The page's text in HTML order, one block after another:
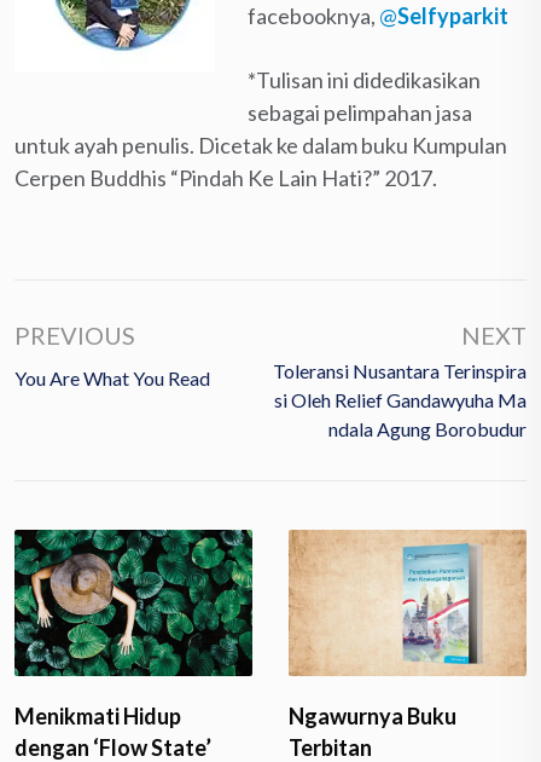
facebooknya, @Selfyparkit
*Tulisan ini didedikasikan
sebagai pelimpahan jasa
untuk ayah penulis. Dicetak ke dalam buku Kumpulan
Cerpen Buddhis “Pindah Ke Lain Hati?” 2017.
PREVIOUS
You Are What You Read
NEXT
Toleransi Nusantara Terinspira
Si Oleh Relief Gandawyuha Ma
Ndala Agung Borobudur
Menikmati Hidup
dengan ‘Flow State’
Ngawurnya Buku
Terbitan